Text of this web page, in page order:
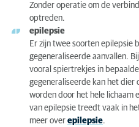
Zonder operatie om de
optreden.
epilepsie
Er zijn twee soorten epilepsie
gegeneraliseerde aanvallen.
vooral spiertrekjes in
gegeneraliseerde kan het dier
worden door het hele lichaam
van epilepsie treedt vaak in
meer over epilepsie.